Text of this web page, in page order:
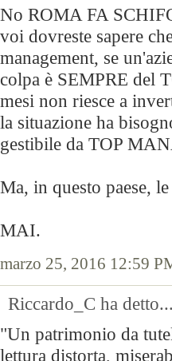
No ROMA FA
voi dovreste sapere
management, se
colpa è SEMPRE del
mesi non riesce a
la situazione ha
gestibile da TOP
Ma, in questo paese,
MAI.
marzo 25, 2016 12:59
Riccardo_C ha detto...
"Un patrimonio da
lettura distorta,